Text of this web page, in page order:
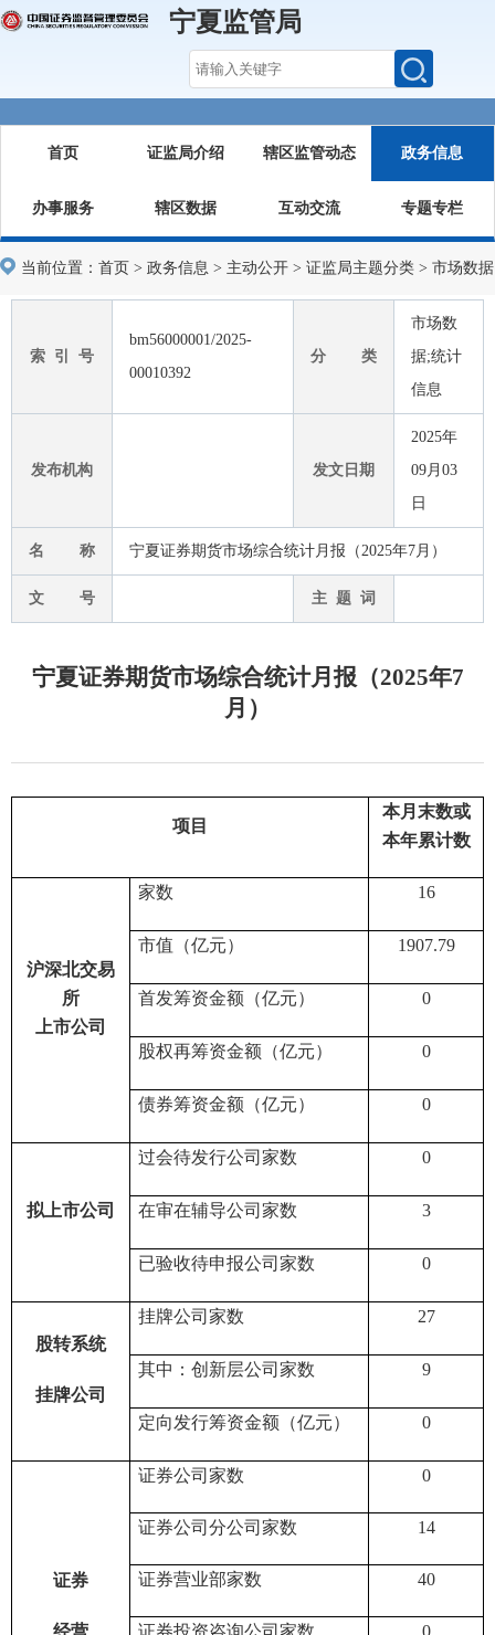
宁夏监管局
首页 证监局介绍 辖区监管动态 政务信息
办事服务 辖区数据 互动交流 专题专栏
当前位置： 首页 > 政务信息 > 主动公开 > 证监局主题分类 > 市场数据
索 引 号
bm56000001/2025-
00010392
分 类
市场数
据;统计
信息
发布机构 发文日期
2025年
09月03
日
名 称 宁夏证券期货市场综合统计月报（2025年7月）
文 号 主 题 词
宁夏证券期货市场综合统计月报（2025年7
月）
项目
本月末数或
本年累计数
沪深北交易
所
上市公司
家数 16
市值（亿元） 1907.79
首发筹资金额（亿元） 0
股权再筹资金额（亿元） 0
债券筹资金额（亿元） 0
拟上市公司
过会待发行公司家数 0
在审在辅导公司家数 3
已验收待申报公司家数 0
股转系统
挂牌公司
挂牌公司家数 27
其中：创新层公司家数 9
定向发行筹资金额（亿元） 0
证券
证券公司家数 0
证券公司分公司家数 14
证券营业部家数 40